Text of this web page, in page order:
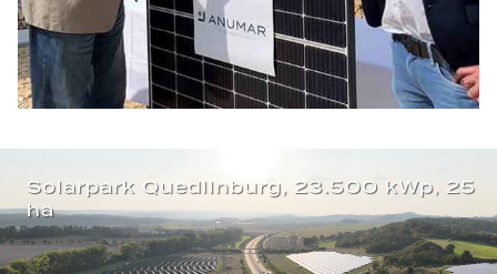
Solarpark Quedlinburg, 23.500 kWp, 25
ha